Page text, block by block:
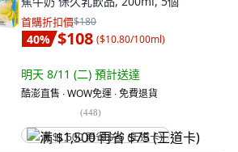
首購折扣價$180
40% $108 ($10.80/100ml)
明天 8/11 (二) 預計送達
酷澎直售 ∙ WOW免運 ∙ 免費退貨
(448)
满 $1,500 再省 $75 (王道卡)